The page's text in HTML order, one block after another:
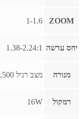
ZOOM
1-1.6
יחס עדשה 1.38-2.24:1
מנורה מצב רגיל 6,500 שעות, חיסכון 17,000 שעות
רמקול 16W